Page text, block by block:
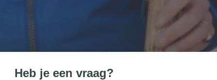
Heb je een vraag?